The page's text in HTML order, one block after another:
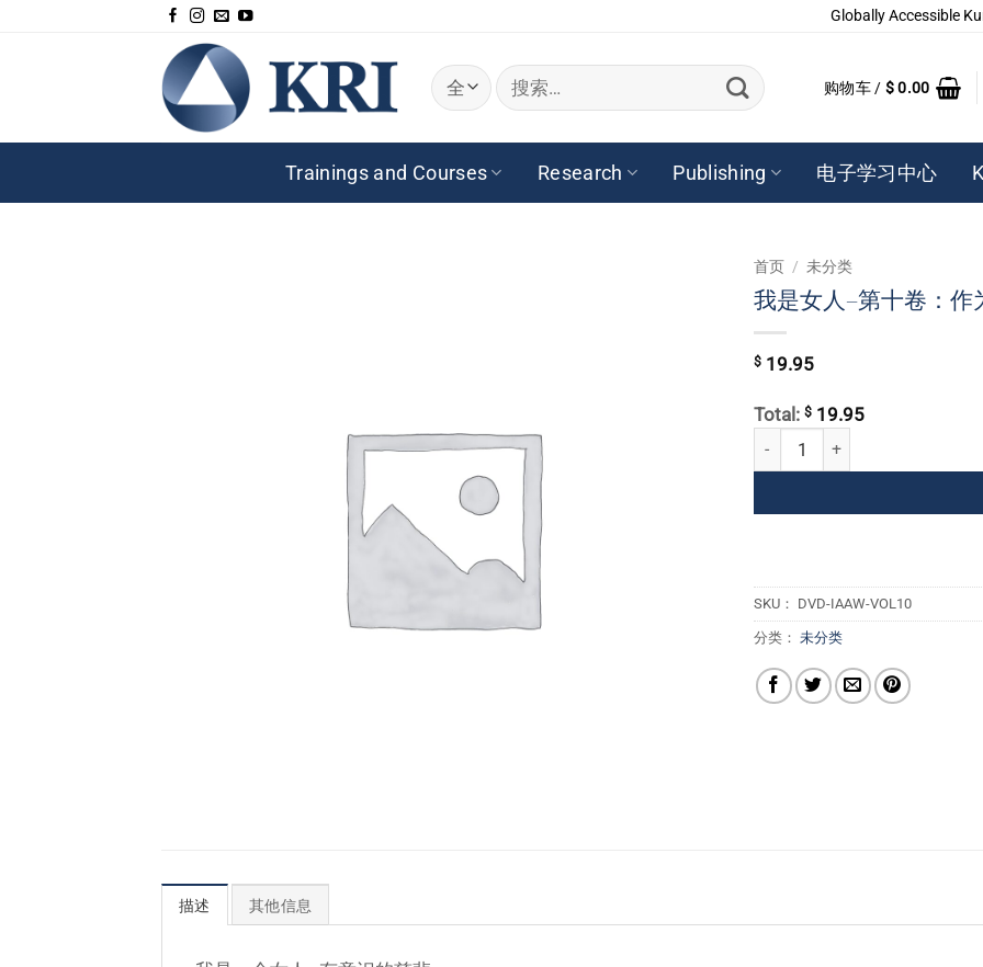
Globally Accessible
搜
索：
购物车 / $0.00
Trainings and Courses Research Publishing 电子学习中心
首页 / 未分类
我是女人–第十卷：
$ 19.95
Total: $ 19.95
我是女人--第十卷：作为我，我的
SKU： DVD-IAAW-VOL10
分类： 未分类
描述 其他信息